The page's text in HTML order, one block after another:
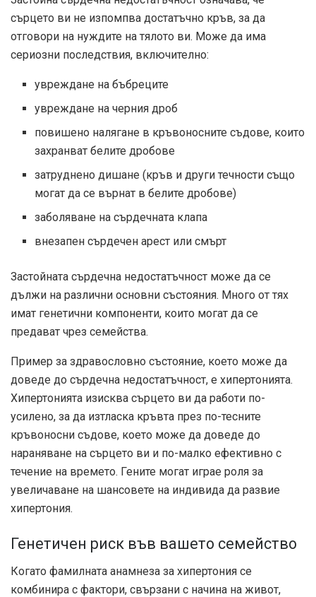
сърцето ви не изпомпва достатъчно кръв, за да
отговори на нуждите на тялото ви. Може да има
сериозни последствия, включително:
увреждане на бъбреците
увреждане на черния дроб
повишено налягане в кръвоносните съдове, които
захранват белите дробове
затруднено дишане (кръв и други течности също
могат да се върнат в белите дробове)
заболяване на сърдечната клапа
внезапен сърдечен арест или смърт
Застойната сърдечна недостатъчност може да се
дължи на различни основни състояния. Много от тях
имат генетични компоненти, които могат да се
предават чрез семейства.
Пример за здравословно състояние, което може да
доведе до сърдечна недостатъчност, е хипертонията.
Хипертонията изисква сърцето ви да работи по-
усилено, за да изтласка кръвта през по-тесните
кръвоносни съдове, което може да доведе до
нараняване на сърцето ви и по-малко ефективно с
течение на времето. Гените могат играе роля за
увеличаване на шансовете на индивида да развие
хипертония.
Генетичен риск във вашето семейство
Когато фамилната анамнеза за хипертония се
комбинира с фактори, свързани с начина на живот,